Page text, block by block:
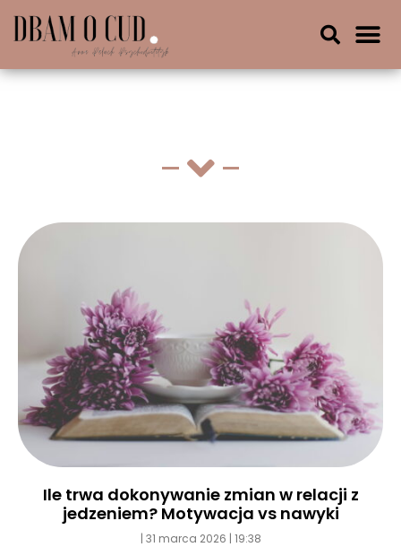
Ile trwa dokonywanie zmian w relacji z
jedzeniem? Motywacja vs nawyki
31 marca 2026 19:38